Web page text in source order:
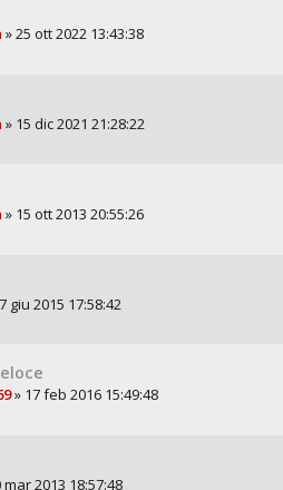
» 25 ott 2022 13:43:38
» 15 dic 2021 21:28:22
» 15 ott 2013 20:55:26
giu 2015 17:58:42
» 17 feb 2016 15:49:48
2013 18:57:48